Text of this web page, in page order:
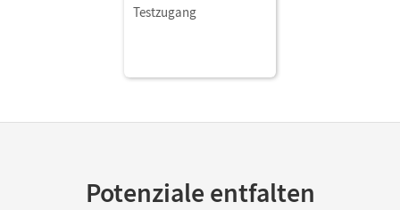
Testzugang
Potenziale entfalten